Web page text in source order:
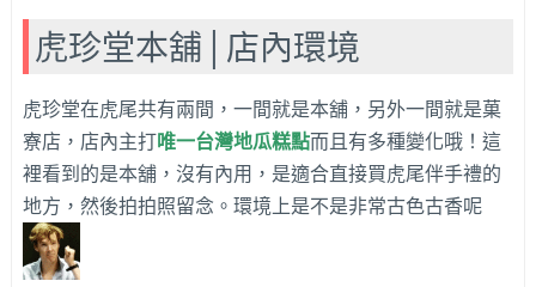
虎珍堂本舖│店內環境
虎珍堂在虎尾共有兩間，一間就是本舖，另外一間就是菓
寮店，店內主打唯一台灣地瓜糕點而且有多種變化哦！這
裡看到的是本舖，沒有內用，是適合直接買虎尾伴手禮的
地方，然後拍拍照留念。環境上是不是非常古色古香呢